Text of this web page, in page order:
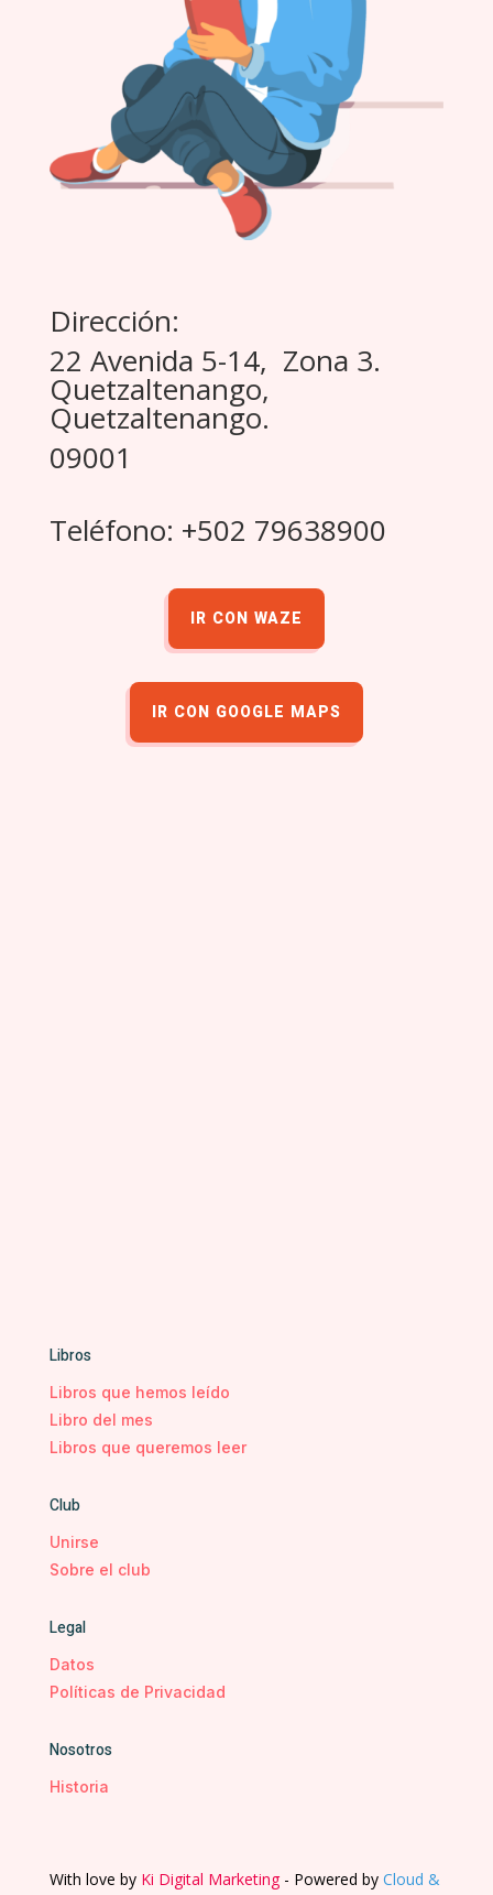
Dirección:
22 Avenida 5-14, Zona 3.
Quetzaltenango,
Quetzaltenango.
09001
Teléfono: +502 79638900
IR CON WAZE
IR CON GOOGLE MAPS
Libros
Libros que hemos leído
Libro del mes
Libros que queremos leer
Club
Unirse
Sobre el club
Legal
Datos
Políticas de Privacidad
Nosotros
Historia
With love by Ki Digital Marketing - Powered by Cloud &